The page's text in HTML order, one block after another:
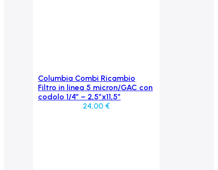
Aggiungi al carrello
Columbia Combi Ricambio
Filtro in linea 5 micron/GAC con
codolo 1/4″ – 2,5″x11,5″
24,00 €